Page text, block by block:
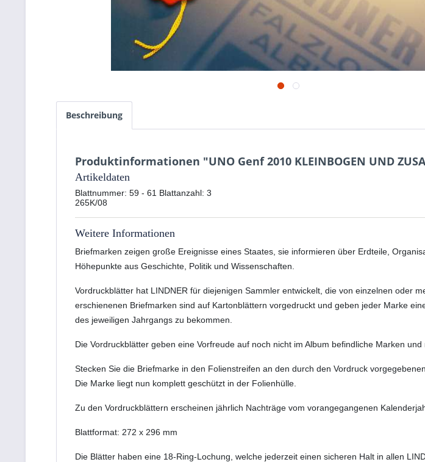
Beschreibung
Produktinformationen "UNO Genf 2010 KLEINBOGEN UND
Artikeldaten
Blattnummer: 59 - 61 Blattanzahl: 3
265K/08
Weitere Informationen
Briefmarken zeigen große Ereignisse eines Staates, sie informieren über Erdteile,
Höhepunkte aus Geschichte, Politik und Wissenschaften.
Vordruckblätter hat LINDNER für diejenigen Sammler entwickelt, die von einzelnen oder
erschienenen Briefmarken sind auf Kartonblättern vorgedruckt und geben jeder Marke
des jeweiligen Jahrgangs zu bekommen.
Die Vordruckblätter geben eine Vorfreude auf noch nicht im Album befindliche Marken
Stecken Sie die Briefmarke in den Folienstreifen an den durch den Vordruck
Die Marke liegt nun komplett geschützt in der Folienhülle.
Zu den Vordruckblättern erscheinen jährlich Nachträge vom vorangegangenen
Blattformat: 272 x 296 mm
Die Blätter haben eine 18-Ring-Lochung, welche jederzeit einen sicheren Halt in allen